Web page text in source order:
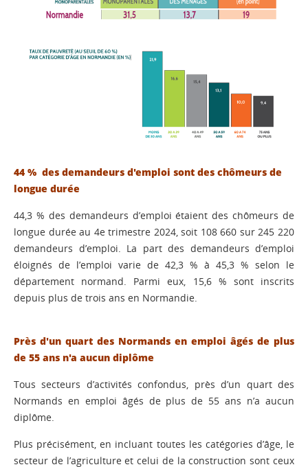
44 % des demandeurs d'emploi sont des chômeurs de
longue durée
44,3 % des demandeurs d’emploi étaient des chômeurs de
longue durée au 4e trimestre 2024, soit 108 660 sur 245 220
demandeurs d’emploi. La part des demandeurs d’emploi
éloignés de l’emploi varie de 42,3 % à 45,3 % selon le
département normand. Parmi eux, 15,6 % sont inscrits
depuis plus de trois ans en Normandie.
Près d'un quart des Normands en emploi âgés de plus
de 55 ans n'a aucun diplôme
Tous secteurs d’activités confondus, près d’un quart des
Normands en emploi âgés de plus de 55 ans n’a aucun
diplôme.
Plus précisément, en incluant toutes les catégories d’âge, le
secteur de l’agriculture et celui de la construction sont ceux